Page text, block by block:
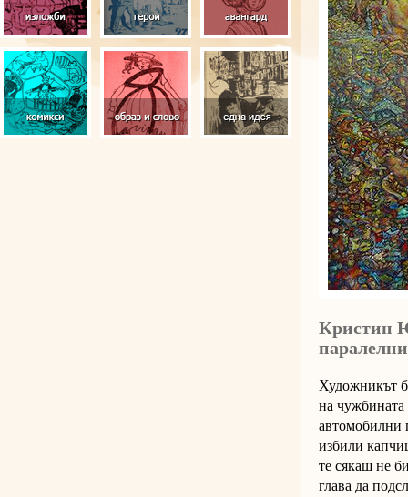
Кристин
Художникът
на
автомобилни
избили
те сякаш не
глава да